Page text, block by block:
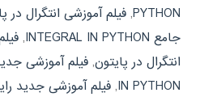
PYTHON
, فیلم آموزشی انتگرال در
جامع INTEGRAL IN PYTHON
,
انتگرال در پایتون,
IN PYTHON
, فیلم آموزشی جدید